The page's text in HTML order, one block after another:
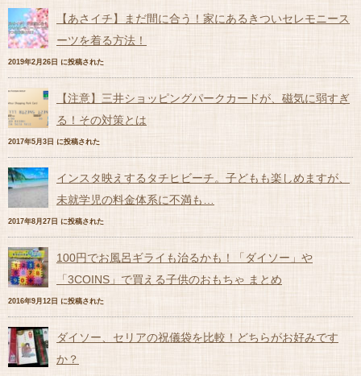
【あさイチ】まだ間に合う！家にあるきついセレモニース
ーツを着る方法！
2019年2月26日 に投稿された
【注意】三井ショッピングパークカードが、磁気に弱すぎ
る！その対策とは
2017年5月3日 に投稿された
インスタ映えするタチヒビーチ。子どもも楽しめますが、
未就学児の料金体系に不満も…
2017年8月27日 に投稿された
100円でお風呂ギライも治るかも！「ダイソー」や
「3COINS」で買える子供のおもちゃ まとめ
2016年9月12日 に投稿された
ダイソー、セリアの祝儀袋を比較！どちらがお好みです
か？